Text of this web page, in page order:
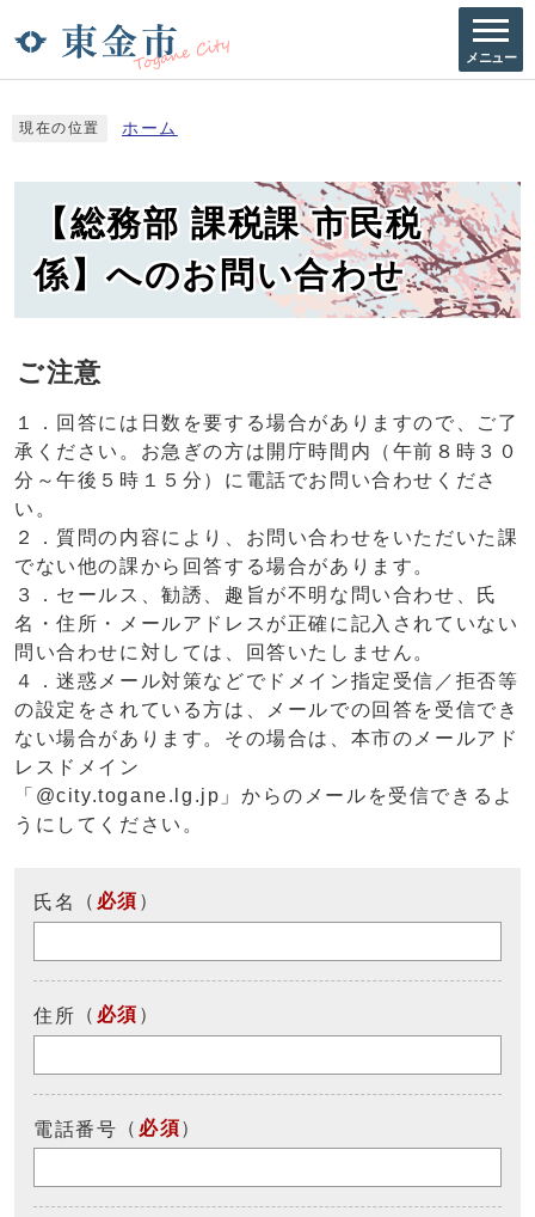
メニュー
現在の位置 ホーム
【総務部 課税課 市民税
係】へのお問い合わせ
ご注意
１．回答には日数を要する場合がありますので、ご了
承ください。お急ぎの方は開庁時間内（午前８時３０
分～午後５時１５分）に電話でお問い合わせくださ
い。
２．質問の内容により、お問い合わせをいただいた課
でない他の課から回答する場合があります。
３．セールス、勧誘、趣旨が不明な問い合わせ、氏
名・住所・メールアドレスが正確に記入されていない
問い合わせに対しては、回答いたしません。
４．迷惑メール対策などでドメイン指定受信／拒否等
の設定をされている方は、メールでの回答を受信でき
ない場合があります。その場合は、本市のメールアド
レスドメイン
「@city.togane.lg.jp」からのメールを受信できるよ
うにしてください。
氏名 （ 必須 ）
住所 （ 必須 ）
電話番号 （ 必須）